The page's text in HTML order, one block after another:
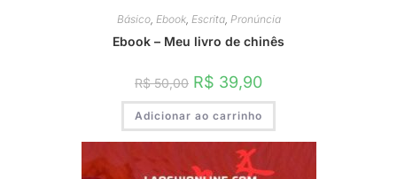
Básico, Ebook, Escrita, Pronúncia
Ebook – Meu livro de chinês
R$50,00 O
preço
original
era:
R$ 50,00.
R$ 39,90O
atual
R$ 39,90.
Adicionar ao carrinho